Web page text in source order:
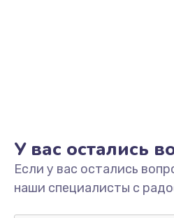
У вас остались
Если у вас остались
наши специалисты с